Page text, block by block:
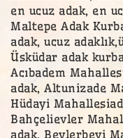
en ucuz adak, en
Maltepe Adak
adak, ucuz
Üsküdar adak
Acıbadem
adak, Altunizade
Hüdayi
Bahçelievler
adak, Beylerbeyi